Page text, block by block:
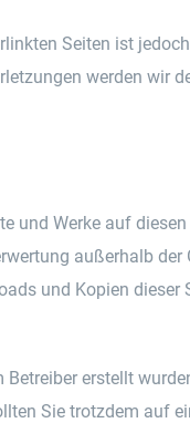
Seiten ist
werden wir
und Werke auf
außerhalb
und Kopien
erstellt
Sie trotzdem auf